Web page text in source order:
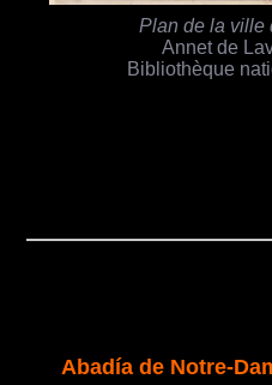
Plan de la ville
Annet de
Bibliothèque
Abadía de Notre-